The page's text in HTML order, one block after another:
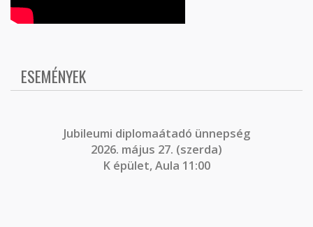
ESEMÉNYEK
Jubileumi diplomaátadó ünnepség
2026. május 27. (szerda)
K épület, Aula 11:00